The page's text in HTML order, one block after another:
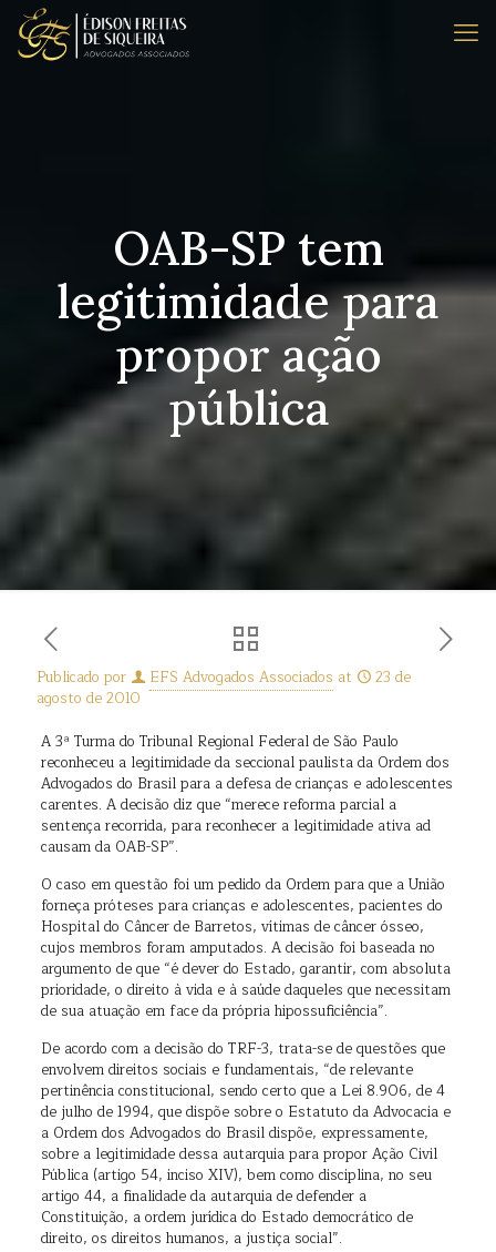
OAB-SP tem
legitimidade para
propor ação
pública
Publicado por EFS Advogados Associados at
23 de
agosto de 2010
A 3ª Turma do Tribunal Regional Federal de São Paulo
reconheceu a legitimidade da seccional paulista da Ordem dos
Advogados do Brasil para a defesa de crianças e adolescentes
carentes. A decisão diz que “merece reforma parcial a
sentença recorrida, para reconhecer a legitimidade ativa ad
causam da OAB-SP”.
O caso em questão foi um pedido da Ordem para que a União
forneça próteses para crianças e adolescentes, pacientes do
Hospital do Câncer de Barretos, vítimas de câncer ósseo,
cujos membros foram amputados. A decisão foi baseada no
argumento de que “é dever do Estado, garantir, com absoluta
prioridade, o direito à vida e à saúde daqueles que necessitam
de sua atuação em face da própria hipossuficiência”.
De acordo com a decisão do TRF-3, trata-se de questões que
envolvem direitos sociais e fundamentais, “de relevante
pertinência constitucional, sendo certo que a Lei 8.906, de 4
de julho de 1994, que dispõe sobre o Estatuto da Advocacia e
a Ordem dos Advogados do Brasil dispõe, expressamente,
sobre a legitimidade dessa autarquia para propor Ação Civil
Pública (artigo 54, inciso XIV), bem como disciplina, no seu
artigo 44, a finalidade da autarquia de defender a
Constituição, a ordem jurídica do Estado democrático de
direito, os direitos humanos, a justiça social”.